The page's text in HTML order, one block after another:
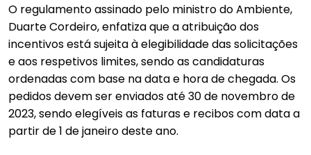
O regulamento assinado pelo ministro do Ambiente,
Duarte Cordeiro, enfatiza que a atribuição dos
incentivos está sujeita à elegibilidade das solicitações
e aos respetivos limites, sendo as candidaturas
ordenadas com base na data e hora de chegada. Os
pedidos devem ser enviados até 30 de novembro de
2023, sendo elegíveis as faturas e recibos com data a
partir de 1 de janeiro deste ano.